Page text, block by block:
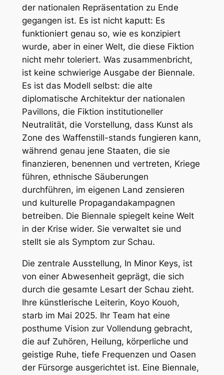
der nationalen Repräsentation zu Ende
gegangen ist. Es ist nicht kaputt: Es
funktioniert genau so, wie es konzipiert
wurde, aber in einer Welt, die diese Fiktion
nicht mehr toleriert. Was zusammenbricht,
ist keine schwierige Ausgabe der Biennale.
Es ist das Modell selbst: die alte
diplomatische Architektur der nationalen
Pavillons, die Fiktion institutioneller
Neutralität, die Vorstellung, dass Kunst als
Zone des Waffenstill-stands fungieren kann,
während genau jene Staaten, die sie
finanzieren, benennen und vertreten, Kriege
führen, ethnische Säuberungen
durchführen, im eigenen Land zensieren
und kulturelle Propagandakampagnen
betreiben. Die Biennale spiegelt keine Welt
in der Krise wider. Sie verwaltet sie und
stellt sie als Symptom zur Schau.
Die zentrale Ausstellung, In Minor Keys, ist
von einer Abwesenheit geprägt, die sich
durch die gesamte Lesart der Schau zieht.
Ihre künstlerische Leiterin, Koyo Kouoh,
starb im Mai 2025. Ihr Team hat eine
posthume Vision zur Vollendung gebracht,
die auf Zuhören, Heilung, körperliche und
geistige Ruhe, tiefe Frequenzen und Oasen
der Fürsorge ausgerichtet ist. Eine Biennale,